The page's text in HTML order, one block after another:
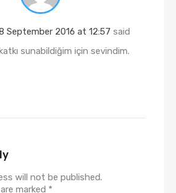
September 2016 at 12:57 said
sunabildiğim için sevindim.
will not be published.
marked *